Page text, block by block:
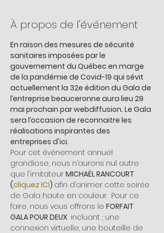
À propos de l'événement
En raison des mesures de sécurité
sanitaires imposées par le
gouvernement du Québec en marge
de la pandémie de Covid-19 qui sévit
actuellement la 32e édition du Gala de
l’entreprise beauceronne aura lieu 29
mai prochain par webdiffusion. Le Gala
sera l’occasion de reconnaitre les
réalisations inspirantes des
entreprises d'ici.
Pour cet événement annuel
grandiose, nous n’aurons nul autre
que l'imitateur MICHAËL RANCOURT
(cliquez ICI) afin d’animer cette soirée
de Gala haute en couleur.  Pour ce
faire, nous vous offrons le FORFAIT
GALA POUR DEUX incluant ; une
connexion virtuelle, une bouteille de